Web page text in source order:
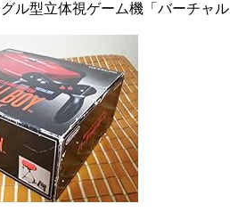
ル型立体視ゲーム機「バーチャル